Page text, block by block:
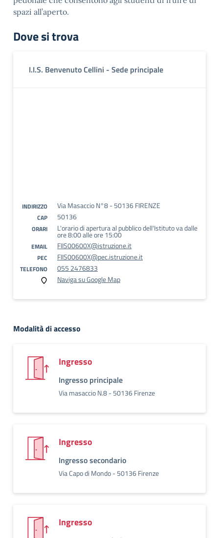
spazi all’aperto.
Dove si trova
I.I.S. Benvenuto Cellini - Sede principale
INDIRIZZO Via Masaccio N°8 - 50136 FIRENZE
CAP 50136
ORARI L'orario di apertura al pubblico dell'Istituto va dalle
ore 8:00 alle ore 15:00
EMAIL FIIS00600X@istruzione.it
PEC FIIS00600X@pec.istruzione.it
TELEFONO
055 2476833
Naviga su Google Map
Modalità di accesso
Ingresso
Ingresso principale
Via masaccio N.8 - 50136 Firenze
Ingresso
Ingresso secondario
Via Capo di Mondo - 50136 Firenze
Ingresso